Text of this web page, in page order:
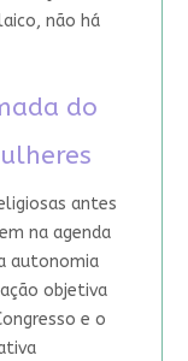
não há
do
antes
na agenda
autonomia
objetiva
e o